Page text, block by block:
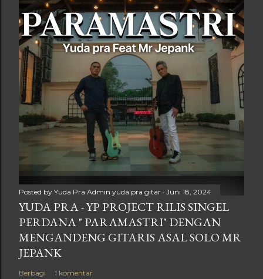
Posted by Yuda Pra Admin yuda pra gitar Juni 18, 2024
YUDA PRA - YP PROJECT RILIS SINGEL
PERDANA " PARAMASTRI" DENGAN
MENGANDENG GITARIS ASAL SOLO MR
JEPANK
Berbagi 1 komentar